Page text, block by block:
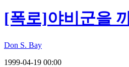
[폭로]야비군을
Don S. Bay
1999-04-19 00:00